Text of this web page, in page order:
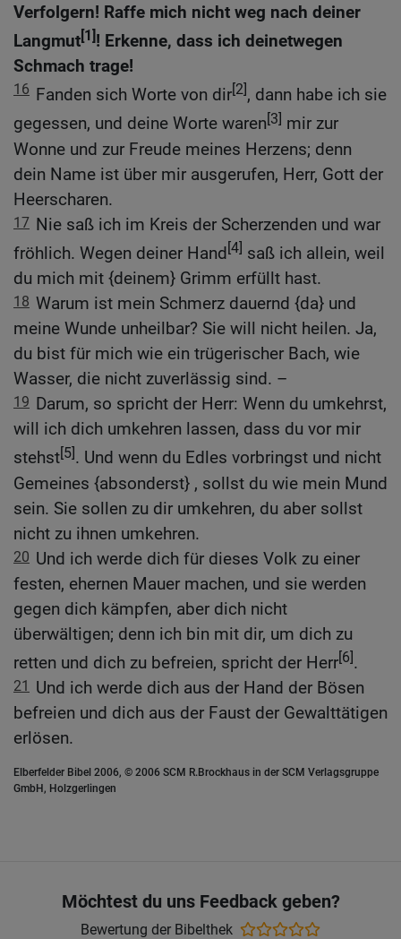
Verfolgern! Raffe mich nicht weg nach deiner
Langmut[1]! Erkenne, dass ich deinetwegen
Schmach trage!
16 Fanden sich Worte von dir[2], dann habe ich sie
gegessen, und deine Worte waren[3] mir zur
Wonne und zur Freude meines Herzens; denn
dein Name ist über mir ausgerufen, Herr, Gott der
Heerscharen.
17 Nie saß ich im Kreis der Scherzenden und war
fröhlich. Wegen deiner Hand[4] saß ich allein, weil
du mich mit {deinem} Grimm erfüllt hast.
18 Warum ist mein Schmerz dauernd {da} und
meine Wunde unheilbar? Sie will nicht heilen. Ja,
du bist für mich wie ein trügerischer Bach, wie
Wasser, die nicht zuverlässig sind. –
19 Darum, so spricht der Herr: Wenn du umkehrst,
will ich dich umkehren lassen, dass du vor mir
stehst[5]. Und wenn du Edles vorbringst und nicht
Gemeines {absonderst} , sollst du wie mein Mund
sein. Sie sollen zu dir umkehren, du aber sollst
nicht zu ihnen umkehren.
20 Und ich werde dich für dieses Volk zu einer
festen, ehernen Mauer machen, und sie werden
gegen dich kämpfen, aber dich nicht
überwältigen; denn ich bin mit dir, um dich zu
retten und dich zu befreien, spricht der Herr[6].
21 Und ich werde dich aus der Hand der Bösen
befreien und dich aus der Faust der Gewalttätigen
erlösen.
Elberfelder Bibel 2006, © 2006 SCM R.Brockhaus in der SCM Verlagsgruppe
GmbH, Holzgerlingen
Möchtest du uns Feedback geben?
Bewertung der Bibelthek